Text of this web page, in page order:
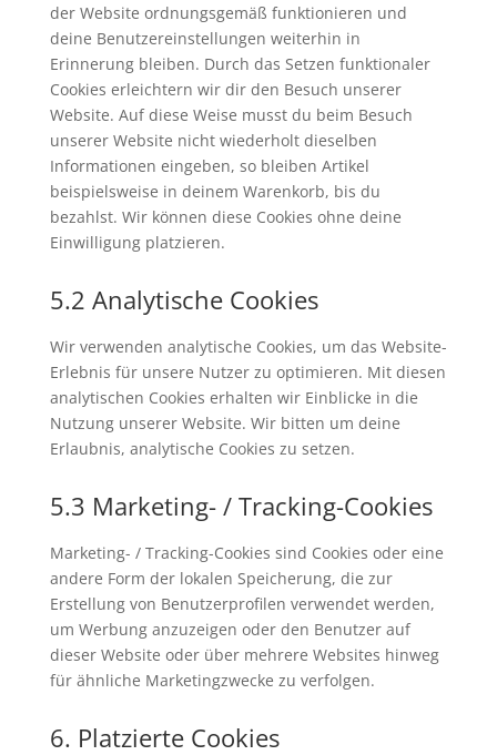
der Website ordnungsgemäß funktionieren und
deine Benutzereinstellungen weiterhin in
Erinnerung bleiben. Durch das Setzen funktionaler
Cookies erleichtern wir dir den Besuch unserer
Website. Auf diese Weise musst du beim Besuch
unserer Website nicht wiederholt dieselben
Informationen eingeben, so bleiben Artikel
beispielsweise in deinem Warenkorb, bis du
bezahlst. Wir können diese Cookies ohne deine
Einwilligung platzieren.
5.2 Analytische Cookies
Wir verwenden analytische Cookies, um das Website-
Erlebnis für unsere Nutzer zu optimieren. Mit diesen
analytischen Cookies erhalten wir Einblicke in die
Nutzung unserer Website. Wir bitten um deine
Erlaubnis, analytische Cookies zu setzen.
5.3 Marketing- / Tracking-Cookies
Marketing- / Tracking-Cookies sind Cookies oder eine
andere Form der lokalen Speicherung, die zur
Erstellung von Benutzerprofilen verwendet werden,
um Werbung anzuzeigen oder den Benutzer auf
dieser Website oder über mehrere Websites hinweg
für ähnliche Marketingzwecke zu verfolgen.
6. Platzierte Cookies